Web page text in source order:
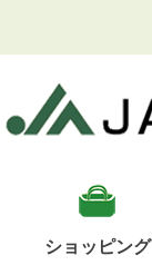
ショッピング